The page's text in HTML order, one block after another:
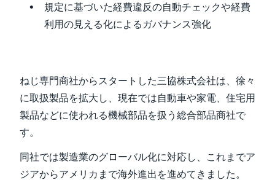
España (Español)
Norway (English)
規定に基づいた経費違反の自動チェックや経費
利用の見える化によるガバナンス強化
ねじ専門商社からスタートした三協株式会社は、徐々
に取扱製品を拡大し、現在では自動車や家電、住宅用
製品などに使われる機械部品を扱う総合部品商社で
す。
同社では製造業のグローバル化に対応し、これまでア
ジアからアメリカまで海外進出を進めてきました。